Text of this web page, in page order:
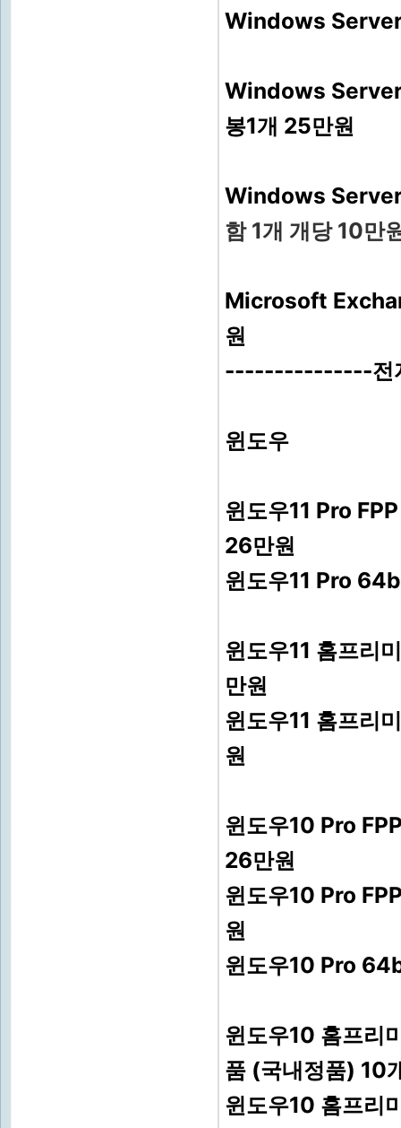
Windows
Windows Server
봉1개 25만원
Windows
함 1개 개당 10만
Microsoft
원
---------------전자
윈도우
윈도우11 Pro
26만원
윈도우11 Pro
윈도우11 홈프리
만원
윈도우11 홈프리
원
윈도우10 Pro
26만원
윈도우10 Pro
원
윈도우10 Pro
윈도우10 홈프리
품 (국내정품) 10
윈도우10 홈프리